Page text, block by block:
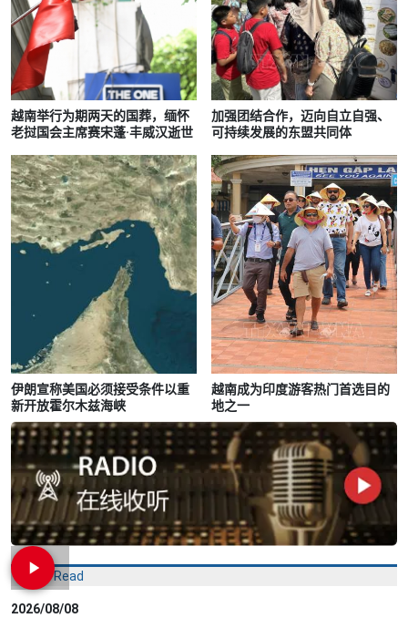
越南举行为期两天的国葬，缅怀
老挝国会主席赛宋蓬·丰威汉逝世
加强团结合作，迈向自立自强、
可持续发展的东盟共同体
伊朗宣称美国必须接受条件以重
新开放霍尔木兹海峡
越南成为印度游客热门首选目的
地之一
Most Read
2026/08/08